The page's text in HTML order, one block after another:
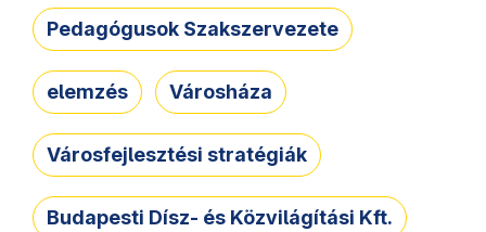
Pedagógusok Szakszervezete
elemzés Városháza
Városfejlesztési stratégiák
Budapesti Dísz- és Közvilágítási Kft.